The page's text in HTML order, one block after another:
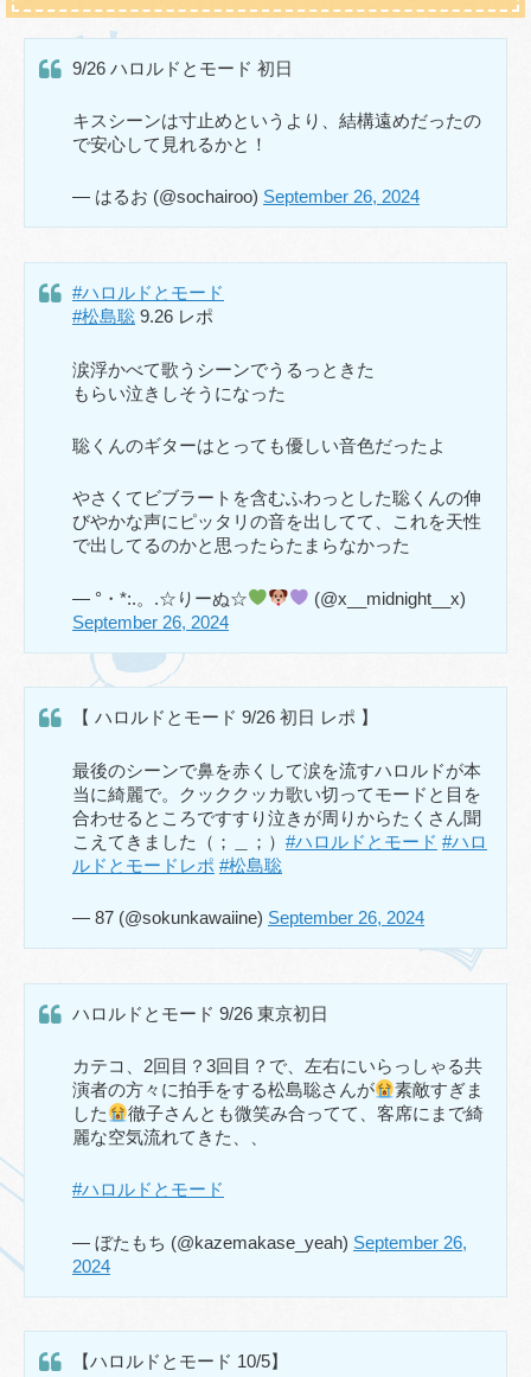
9/26 ハロルドとモード 初日
キスシーンは寸止めというより、結構遠めだったの
で安心して見れるかと！
— はるお (@sochairoo) September 26, 2024
#ハロルドとモード
#松島聡 9.26 レポ
涙浮かべて歌うシーンでうるっときた
もらい泣きしそうになった
聡くんのギターはとっても優しい音色だったよ
やさくてビブラートを含むふわっとした聡くんの伸
びやかな声にピッタリの音を出してて、これを天性
で出してるのかと思ったらたまらなかった
— °・*:.。.☆りーぬ☆
(@x__midnight__x)
September 26, 2024
【 ハロルドとモード 9/26 初日 レポ 】
最後のシーンで鼻を赤くして涙を流すハロルドが本
当に綺麗で。クッククッカ歌い切ってモードと目を
合わせるところですすり泣きが周りからたくさん聞
こえてきました（；＿；） #ハロルドとモード #ハロ
ルドとモードレポ #松島聡
— 87 (@sokunkawaiine) September 26, 2024
ハロルドとモード 9/26 東京初日
カテコ、2回目？3回目？で、左右にいらっしゃる共
演者の方々に拍手をする松島聡さんが
素敵すぎま
した
徹子さんとも微笑み合ってて、客席にまで綺
麗な空気流れてきた、、
#ハロルドとモード
— ぼたもち (@kazemakase_yeah) September 26,
2024
【ハロルドとモード 10/5】